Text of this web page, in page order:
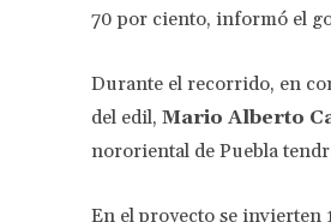
70 por ciento, informó el
Durante el recorrido, en
del edil, Mario Alberto
nororiental de Puebla
En el proyecto se invierten